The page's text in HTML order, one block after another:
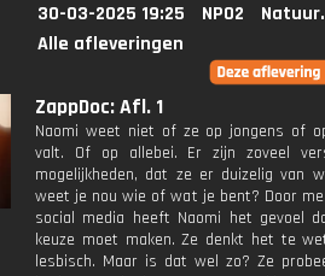
30-03-2025 19:25 NPO2
Alle afleveringen
ZappDoc: Afl. 1
Naomi weet niet of ze op jongens of
valt. Of op allebei. Er zijn zoveel
mogelijkheden, dat ze er duizelig van
weet je nou wie of wat je bent? Door
social media heeft Naomi het gevoel
keuze moet maken. Ze denkt het te
lesbisch. Maar is dat wel zo? Ze